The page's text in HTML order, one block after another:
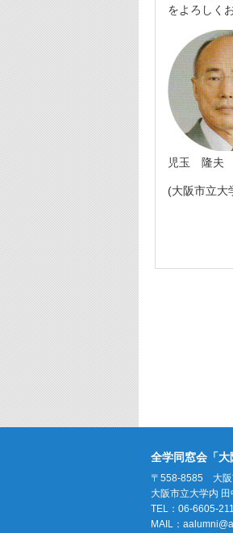
をよろしく
児玉 隆夫
(大阪市立大
全学同窓会「
〒558-8585 大阪
大阪市立大学内
TEL：06-6605-
MAIL：